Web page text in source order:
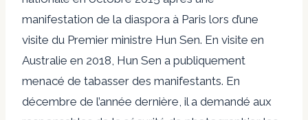
manifestation de la diaspora à Paris lors d’une
visite du Premier ministre Hun Sen. En visite en
Australie en 2018, Hun Sen a publiquement
menacé de tabasser des manifestants. En
décembre de l’année dernière, il a demandé aux